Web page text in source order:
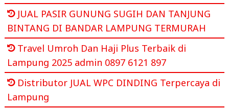
JUAL PASIR GUNUNG SUGIH DAN TANJUNG
BINTANG DI BANDAR LAMPUNG TERMURAH
Travel Umroh Dan Haji Plus Terbaik di
Lampung 2025 admin 0897 6121 897
Distributor JUAL WPC DINDING Terpercaya di
Lampung